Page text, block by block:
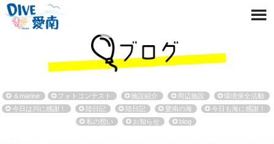
＆marine フォトコンテスト 施設紹介 周辺施設
環境保全活動
今日は川に感謝！
陸日記 陸日記 愛南の海
今日も海に感謝！
私の想い
お知らせ blog